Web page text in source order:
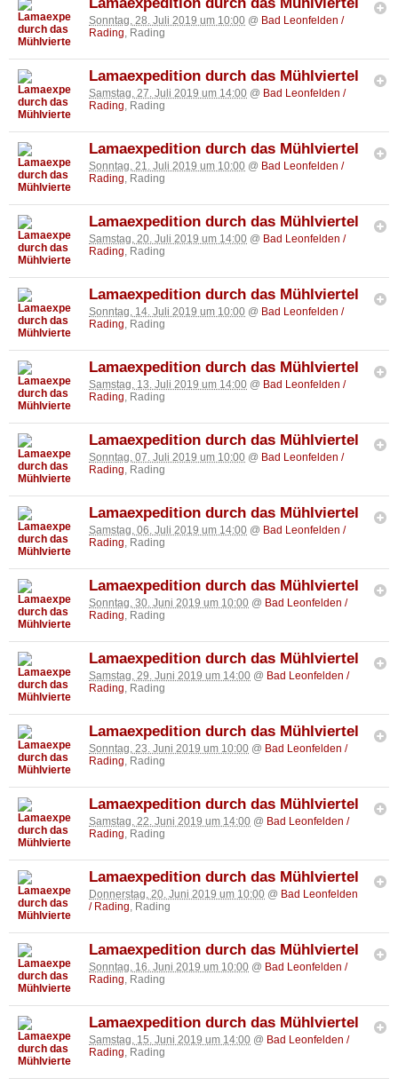
Lamaexpedition durch das Mühlviertel
Sonntag, 28. Juli 2019 um 10:00 @ Bad Leonfelden /
Rading , Rading
Lamaexpedition durch das Mühlviertel
Samstag, 27. Juli 2019 um 14:00 @ Bad Leonfelden /
Rading , Rading
Lamaexpedition durch das Mühlviertel
Sonntag, 21. Juli 2019 um 10:00 @ Bad Leonfelden /
Rading , Rading
Lamaexpedition durch das Mühlviertel
Samstag, 20. Juli 2019 um 14:00 @ Bad Leonfelden /
Rading , Rading
Lamaexpedition durch das Mühlviertel
Sonntag, 14. Juli 2019 um 10:00 @ Bad Leonfelden /
Rading , Rading
Lamaexpedition durch das Mühlviertel
Samstag, 13. Juli 2019 um 14:00 @ Bad Leonfelden /
Rading , Rading
Lamaexpedition durch das Mühlviertel
Sonntag, 07. Juli 2019 um 10:00 @ Bad Leonfelden /
Rading , Rading
Lamaexpedition durch das Mühlviertel
Samstag, 06. Juli 2019 um 14:00 @ Bad Leonfelden /
Rading , Rading
Lamaexpedition durch das Mühlviertel
Sonntag, 30. Juni 2019 um 10:00 @ Bad Leonfelden /
Rading , Rading
Lamaexpedition durch das Mühlviertel
Samstag, 29. Juni 2019 um 14:00 @ Bad Leonfelden /
Rading , Rading
Lamaexpedition durch das Mühlviertel
Sonntag, 23. Juni 2019 um 10:00 @ Bad Leonfelden /
Rading , Rading
Lamaexpedition durch das Mühlviertel
Samstag, 22. Juni 2019 um 14:00 @ Bad Leonfelden /
Rading , Rading
Lamaexpedition durch das Mühlviertel
Donnerstag, 20. Juni 2019 um 10:00 @ Bad Leonfelden
/ Rading , Rading
Lamaexpedition durch das Mühlviertel
Sonntag, 16. Juni 2019 um 10:00 @ Bad Leonfelden /
Rading , Rading
Lamaexpedition durch das Mühlviertel
Samstag, 15. Juni 2019 um 14:00 @ Bad Leonfelden /
Rading , Rading